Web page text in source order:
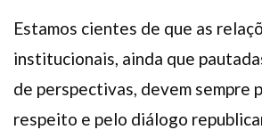
Estamos cientes de que as
institucionais, ainda que
de perspectivas, devem sempre
respeito e pelo diálogo